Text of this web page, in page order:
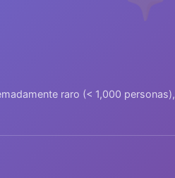
raro (< 1,000 personas),